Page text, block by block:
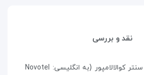
نقد و بررسی
هتل نووتل سیتی سنتر کوالالامپور (به انگلیسی: Novotel